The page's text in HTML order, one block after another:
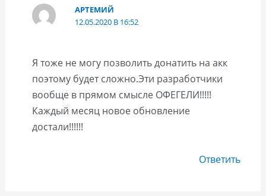
АРТЕМИЙ
12.05.2020 В 16:52
Я тоже не могу позволить донатить на акк
поэтому будет сложно.Эти разработчики
вообще в прямом смысле ОФЕГЕЛИ!!!!!
Каждый месяц новое обновление
достали!!!!!!
Ответить